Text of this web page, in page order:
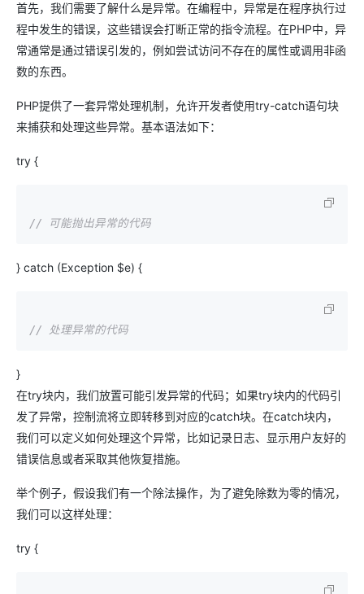
首先，我们需要了解什么是异常。在编程中，异常是在程序执行过
程中发生的错误，这些错误会打断正常的指令流程。在PHP中，异
常通常是通过错误引发的，例如尝试访问不存在的属性或调用非函
数的东西。
PHP提供了一套异常处理机制，允许开发者使用try-catch语句块
来捕获和处理这些异常。基本语法如下：
try {
// 可能抛出异常的代码
} catch (Exception $e) {
// 处理异常的代码
}
在try块内，我们放置可能引发异常的代码；如果try块内的代码引
发了异常，控制流将立即转移到对应的catch块。在catch块内，
我们可以定义如何处理这个异常，比如记录日志、显示用户友好的
错误信息或者采取其他恢复措施。
举个例子，假设我们有一个除法操作，为了避免除数为零的情况，
我们可以这样处理：
try {